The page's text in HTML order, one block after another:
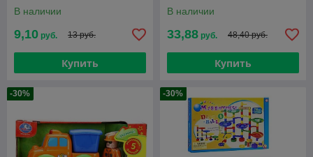
В наличии
9,10 руб. 13 руб.
Купить
В наличии
33,88 руб. 48,40 руб.
Купить
-30% -30%